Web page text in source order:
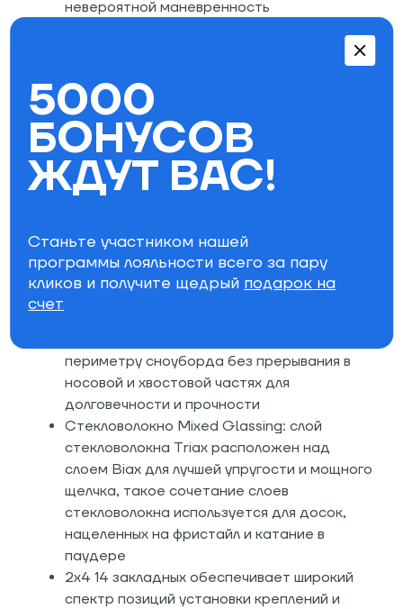
невероятной маневренность
Сердечник Double Barrel II: один из самых
прогрессивных сердечников в линейке
Arbor выполнен из древесины бамбука и
поплара, которая дает доске высокий
Верхний слой Standart Walnut Power Ply:
создан из натуральной прочной древесины
грецкого ореха, что обеспечивает
прочность и долговечность, а также
периметру сноуборда без прерывания в
носовой и хвостовой частях для
долговечности и прочности
Стекловолокно Mixed Glassing: слой
стекловолокна Triax расположен над
слоем Biax для лучшей упругости и мощного
щелчка, такое сочетание слоев
стекловолокна используется для досок,
нацеленных на фристайл и катание в
паудере
2х4 14 закладных обеспечивает широкий
спектр позиций установки креплений и
5000
БОНУСОВ
ЖДУТ ВАС!
Станьте участником нашей
программы лояльности всего за пару
кликов и получите щедрый подарок на
счет